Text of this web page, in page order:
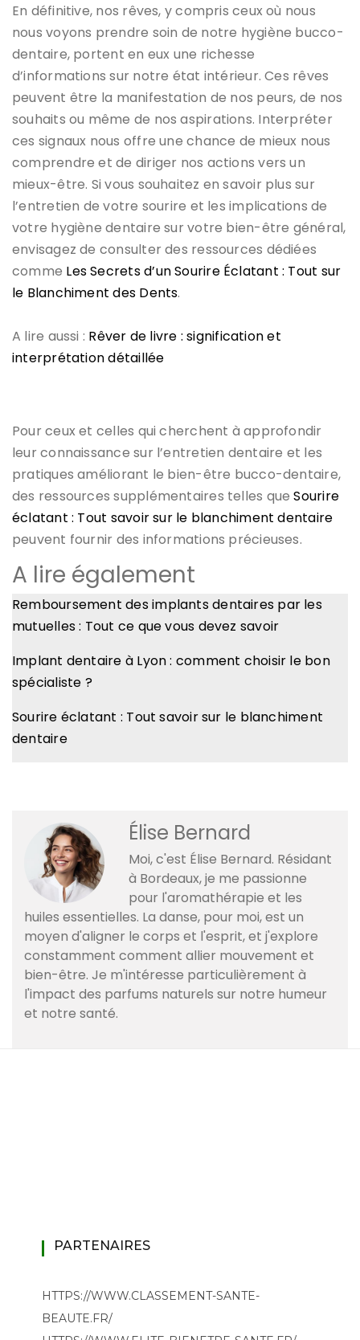
En définitive, nos rêves, y compris ceux où nous
nous voyons prendre soin de notre hygiène bucco-
dentaire, portent en eux une richesse
d’informations sur notre état intérieur. Ces rêves
peuvent être la manifestation de nos peurs, de nos
souhaits ou même de nos aspirations. Interpréter
ces signaux nous offre une chance de mieux nous
comprendre et de diriger nos actions vers un
mieux-être. Si vous souhaitez en savoir plus sur
l’entretien de votre sourire et les implications de
votre hygiène dentaire sur votre bien-être général,
envisagez de consulter des ressources dédiées
comme Les Secrets d’un Sourire Éclatant : Tout sur
le Blanchiment des Dents.
A lire aussi : Rêver de livre : signification et
interprétation détaillée
Pour ceux et celles qui cherchent à approfondir
leur connaissance sur l’entretien dentaire et les
pratiques améliorant le bien-être bucco-dentaire,
des ressources supplémentaires telles queSourire
éclatant : Tout savoir sur le blanchiment dentaire
peuvent fournir des informations précieuses.
A lire également
Remboursement des implants dentaires par les
mutuelles : Tout ce que vous devez savoir
Implant dentaire à Lyon : comment choisir le bon
spécialiste ?
Sourire éclatant : Tout savoir sur le blanchiment
dentaire
Élise Bernard
Moi, c'est Élise Bernard. Résidant
à Bordeaux, je me passionne
pour l'aromathérapie et les
huiles essentielles. La danse, pour moi, est un
moyen d'aligner le corps et l'esprit, et j'explore
constamment comment allier mouvement et
bien-être. Je m'intéresse particulièrement à
l'impact des parfums naturels sur notre humeur
et notre santé.
PARTENAIRES
HTTPS://WWW.CLASSEMENT-SANTE-
BEAUTE.FR/